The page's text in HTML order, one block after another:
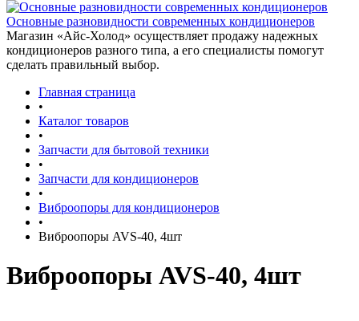
Основные разновидности современных кондиционеров
Магазин «Айс-Холод» осуществляет продажу надежных
кондиционеров разного типа, а его специалисты помогут
сделать правильный выбор.
Главная страница
•
Каталог товаров
•
Запчасти для бытовой техники
•
Запчасти для кондиционеров
•
Виброопоры для кондиционеров
•
Виброопоры AVS-40, 4шт
Виброопоры AVS-40, 4шт